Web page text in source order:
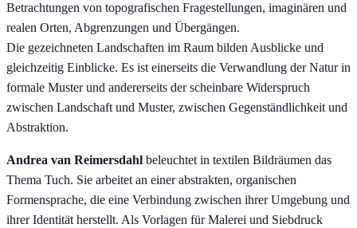
Betrachtungen von topografischen Fragestellungen, imaginären und
realen Orten, Abgrenzungen und Übergängen.
Die gezeichneten Landschaften im Raum bilden Ausblicke und
gleichzeitig Einblicke. Es ist einerseits die Verwandlung der Natur in
formale Muster und andererseits der scheinbare Widerspruch
zwischen Landschaft und Muster, zwischen Gegenständlichkeit und
Abstraktion.
Andrea van Reimersdahl beleuchtet in textilen Bildräumen das
Thema Tuch. Sie arbeitet an einer abstrakten, organischen
Formensprache, die eine Verbindung zwischen ihrer Umgebung und
ihrer Identität herstellt. Als Vorlagen für Malerei und Siebdruck